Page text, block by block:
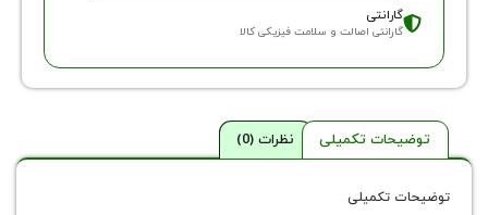
اصالت و سلامت فیزیکی کالا
تکمیلی نظرات (0)
تکمیلی